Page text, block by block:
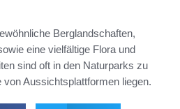
Berglandschaften,
eine vielfältige Flora und
sind oft in den Naturparks zu
Aussichtsplattformen liegen.